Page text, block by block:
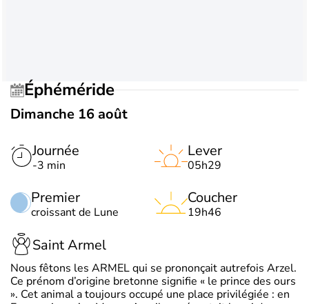
Éphéméride
Dimanche 16 août
Journée
-3 min
Premier
croissant de Lune
Lever
05h29
Coucher
19h46
Saint Armel
Nous fêtons les ARMEL qui se prononçait autrefois Arzel.
Ce prénom d’origine bretonne signifie « le prince des ours
». Cet animal a toujours occupé une place privilégiée : en